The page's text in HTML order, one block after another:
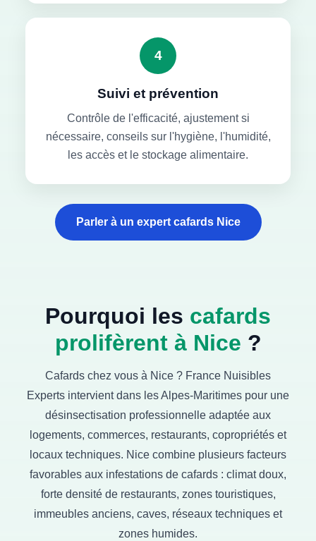
4
Suivi et prévention
Contrôle de l'efficacité, ajustement si
nécessaire, conseils sur l'hygiène, l'humidité,
les accès et le stockage alimentaire.
Parler à un expert cafards Nice
Pourquoi les cafards
prolifèrent à Nice ?
Cafards chez vous à Nice ? France Nuisibles
Experts intervient dans les Alpes-Maritimes pour une
désinsectisation professionnelle adaptée aux
logements, commerces, restaurants, copropriétés et
locaux techniques. Nice combine plusieurs facteurs
favorables aux infestations de cafards : climat doux,
forte densité de restaurants, zones touristiques,
immeubles anciens, caves, réseaux techniques et
zones humides.